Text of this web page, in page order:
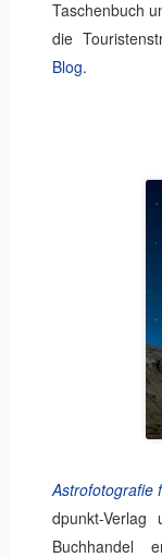
Taschenbuch
die
Blog.
Astrofotografie
dpunkt-
Buchhandel